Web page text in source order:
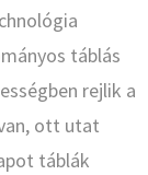
táblás
rejlik a
ott utat
táblák